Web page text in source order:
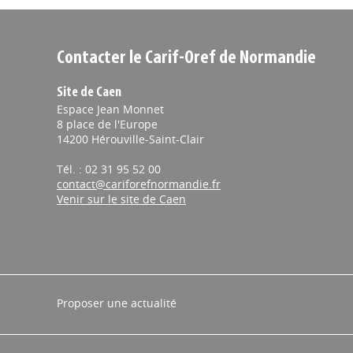
Contacter le Carif-Oref de Normandie
Site de Caen
Espace Jean Monnet
8 place de l'Europe
14200 Hérouville-Saint-Clair
Tél. : 02 31 95 52 00
contact@cariforefnormandie.fr
Venir sur le site de Caen
Proposer une actualité